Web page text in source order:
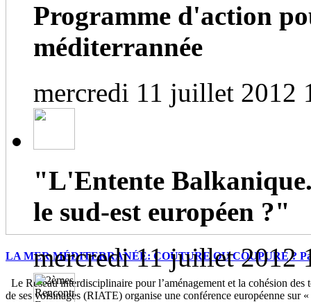
LA MER MÉDITERRANÉE: COUTURE OU COUPURE ?
Le Réseau interdisciplinaire pour l’aménagement et la cohésion des
de ses voisinages (RIATE) organise une conférence européenne sur
Programme d'action
méditerrannée
mercredi 11 juillet 2012
"L'Entente
le sud-est européen ?"
mercredi 11 juillet 2012